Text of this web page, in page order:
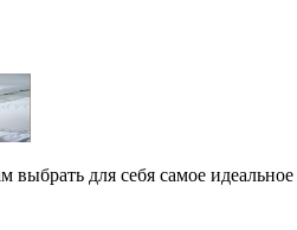
для себя самое